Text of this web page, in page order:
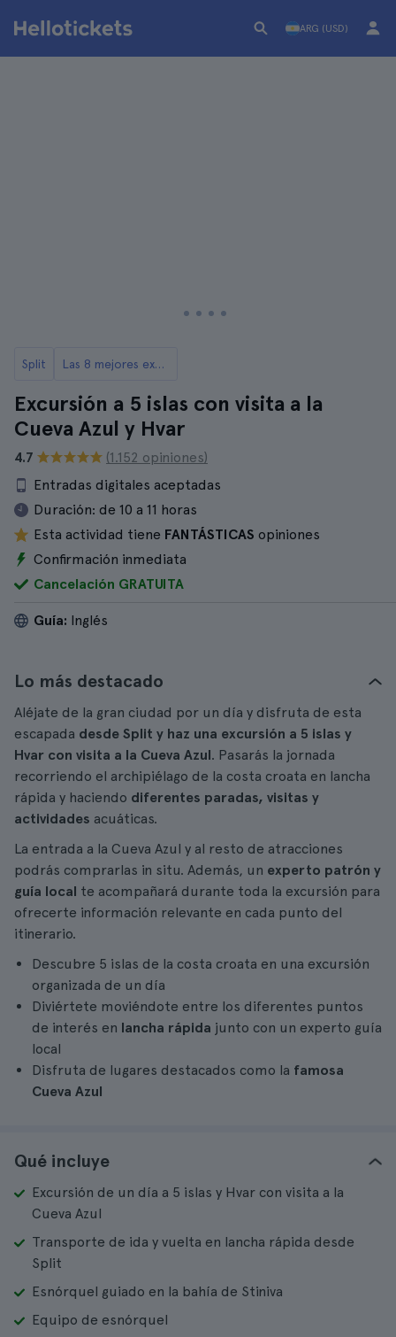
ARG (USD)
Split Las 8 mejores excursiones desde Split
Excursión a 5 islas con visita a la
Cueva Azul y Hvar
4.7
(1.152 opiniones)
Entradas digitales aceptadas
Duración: de 10 a 11 horas
Esta actividad tiene FANTÁSTICAS opiniones
Confirmación inmediata
Cancelación GRATUITA
Guía: Inglés
Lo más destacado
Aléjate de la gran ciudad por un día y disfruta de esta
escapada desde Split y haz una excursión a 5 islas y
Hvar con visita a la Cueva Azul. Pasarás la jornada
recorriendo el archipiélago de la costa croata en lancha
rápida y haciendo diferentes paradas, visitas y
actividades acuáticas.
La entrada a la Cueva Azul y al resto de atracciones
podrás comprarlas in situ. Además, un experto patrón y
guía local te acompañará durante toda la excursión para
ofrecerte información relevante en cada punto del
itinerario.
Descubre 5 islas de la costa croata en una excursión
organizada de un día
Diviértete moviéndote entre los diferentes puntos
de interés en lancha rápida junto con un experto guía
local
Disfruta de lugares destacados como la famosa
Cueva Azul
Qué incluye
Excursión de un día a 5 islas y Hvar con visita a la
Cueva Azul
Transporte de ida y vuelta en lancha rápida desde
Split
Esnórquel guiado en la bahía de Stiniva
Equipo de esnórquel